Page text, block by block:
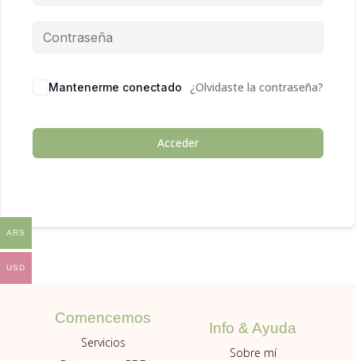
Mantenerme conectado ¿Olvidaste la contraseña?
Acceder
Comencemos
Servicios
Info & Ayuda
Sobre mí
ARS
USD